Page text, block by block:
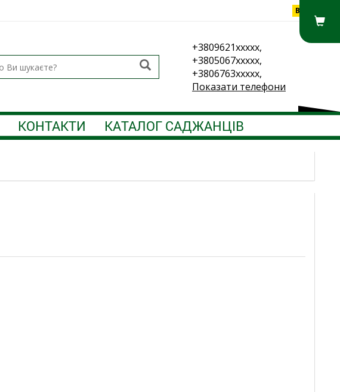
Вхід
+3809621xxxxx,
+3805067xxxxx,
+3806763xxxxx,
Показати телефони
КОНТАКТИ КАТАЛОГ САДЖАНЦІВ